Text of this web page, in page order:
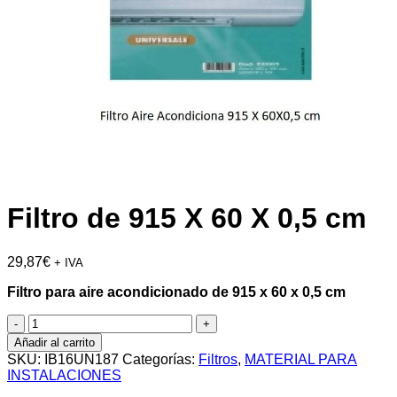
Filtro de 915 X 60 X 0,5 cm
29,87€ + IVA
Filtro para aire acondicionado de 915 x 60 x 0,5 cm
Filtro
de
915
X
60
Añadir al carrito
SKU: IB16UN187 Categorías: Filtros, MATERIAL PARA
INSTALACIONES